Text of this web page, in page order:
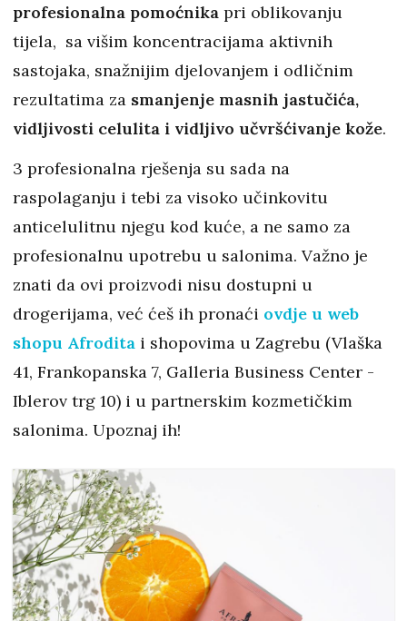
profesionalna pomoćnika pri oblikovanju
tijela, sa višim koncentracijama aktivnih
sastojaka, snažnijim djelovanjem i odličnim
rezultatima za smanjenje masnih jastučića,
vidljivosti celulita i vidljivo učvršćivanje kože.
3 profesionalna rješenja su sada na
raspolaganju i tebi za visoko učinkovitu
anticelulitnu njegu kod kuće, a ne samo za
profesionalnu upotrebu u salonima. Važno je
znati da ovi proizvodi nisu dostupni u
drogerijama, već ćeš ih pronaći ovdje u web
shopu Afrodita i shopovima u Zagrebu (Vlaška
41, Frankopanska 7, Galleria Business Center -
Iblerov trg 10) i u partnerskim kozmetičkim
salonima. Upoznaj ih!